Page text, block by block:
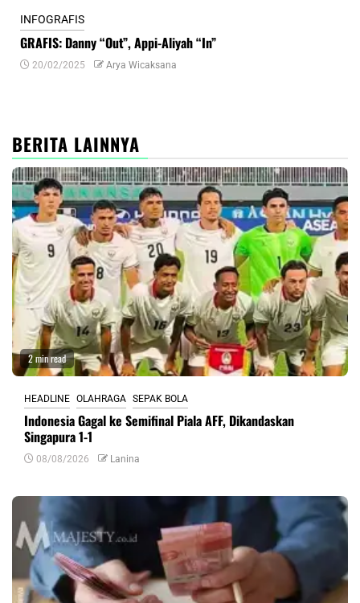
INFOGRAFIS
GRAFIS: Danny “Out”, Appi-Aliyah “In”
20/02/2025 Arya Wicaksana
BERITA LAINNYA
2 min read
HEADLINE OLAHRAGA SEPAK BOLA
Indonesia Gagal ke Semifinal Piala AFF, Dikandaskan
Singapura 1-1
08/08/2026 Lanina